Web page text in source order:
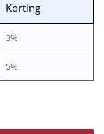
Korting
3%
5%